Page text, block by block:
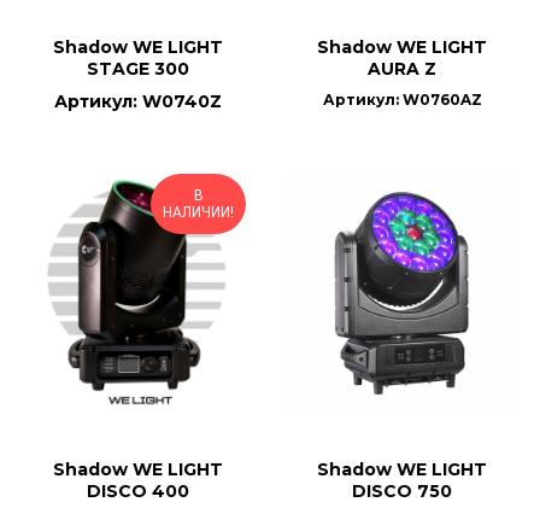
Shadow WE LIGHT
STAGE 300
Артикул: W0740Z
Shadow WE LIGHT
AURA Z
Артикул: W0760AZ
В
НАЛИЧИИ!
Shadow WE LIGHT
DISCO 400
Shadow WE LIGHT
DISCO 750